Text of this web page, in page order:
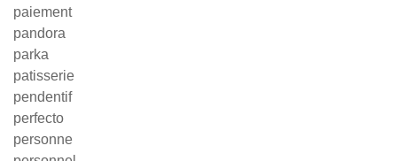
paiement
pandora
parka
patisserie
pendentif
perfecto
personne